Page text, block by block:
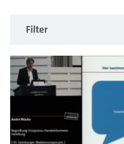
Filter